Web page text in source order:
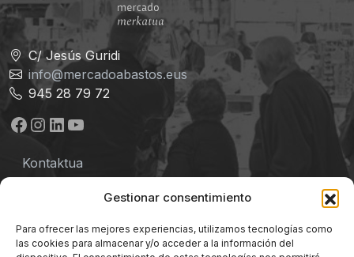
Gestionar consentimiento
Para ofrecer las mejores experiencias, utilizamos tecnologías como
las cookies para almacenar y/o acceder a la información del
C/ Jesús Guridi
info@mercadoabastos.eus
945 28 79 72
Facebook
Instagram
LinkedIn
YouTube
Kontaktua
Pribatutasun-politika